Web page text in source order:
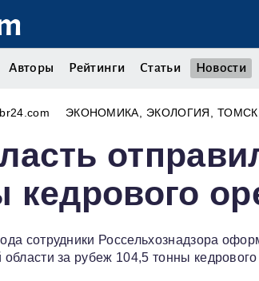
Авторы Рейтинги Статьи Новости
ЭКОНОМИКА ЭКОЛОГИЯ ТОМСК
кедрового
сотрудники Россельхознадзора
за рубеж 104,5 тонны